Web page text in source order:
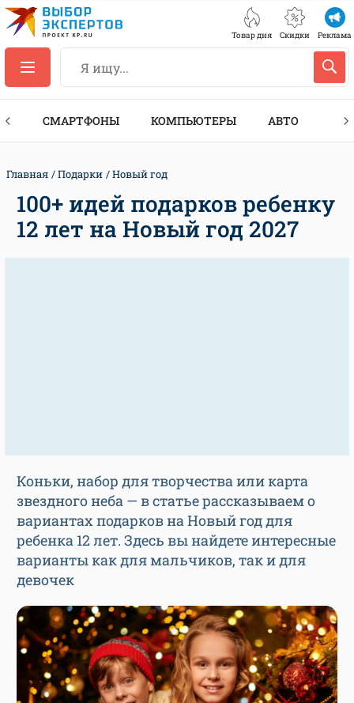
Товар дня Скидки Реклама
СМАРТФОНЫ КОМПЬЮТЕРЫ АВТО
Главная Подарки Новый год
100+ идей подарков ребенку
12 лет на Новый год 2027
Коньки, набор для творчества или карта
звездного неба — в статье рассказываем о
вариантах подарков на Новый год для
ребенка 12 лет. Здесь вы найдете интересные
варианты как для мальчиков, так и для
девочек